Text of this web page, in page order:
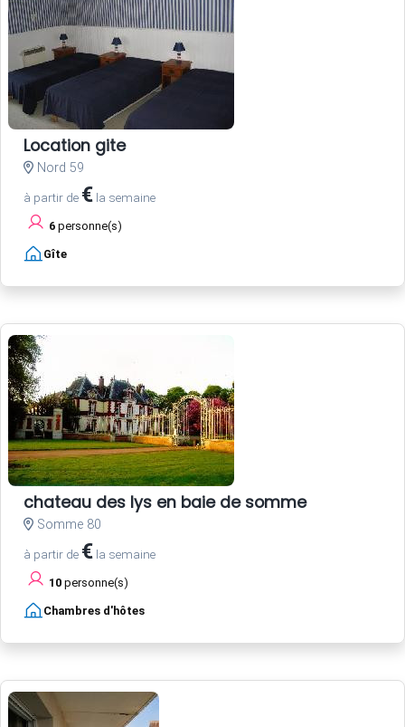
Location gite
Nord 59
à partir de € la semaine
6 personne(s)
Gîte
chateau des lys en baie de somme
Somme 80
à partir de € la semaine
10 personne(s)
Chambres d'hôtes